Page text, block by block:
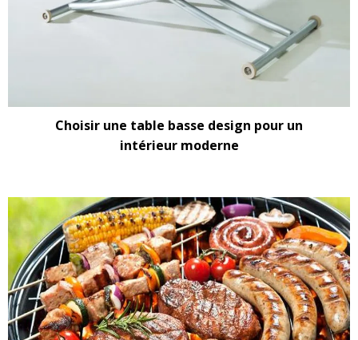
Choisir une table basse design pour un
intérieur moderne